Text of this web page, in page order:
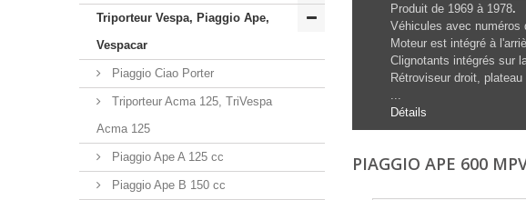
Triporteur Vespa, Piaggio Ape,
Vespacar
Piaggio Ciao Porter
Triporteur Acma 125, TriVespa
Acma 125
Piaggio Ape A 125 cc
Piaggio Ape B 150 cc
Produit de 1969 à 1978.
Véhicules avec numéros
Moteur est intégré à
Clignotants intégrés sur
Rétroviseur droit,
Détails
PIAGGIO APE 600